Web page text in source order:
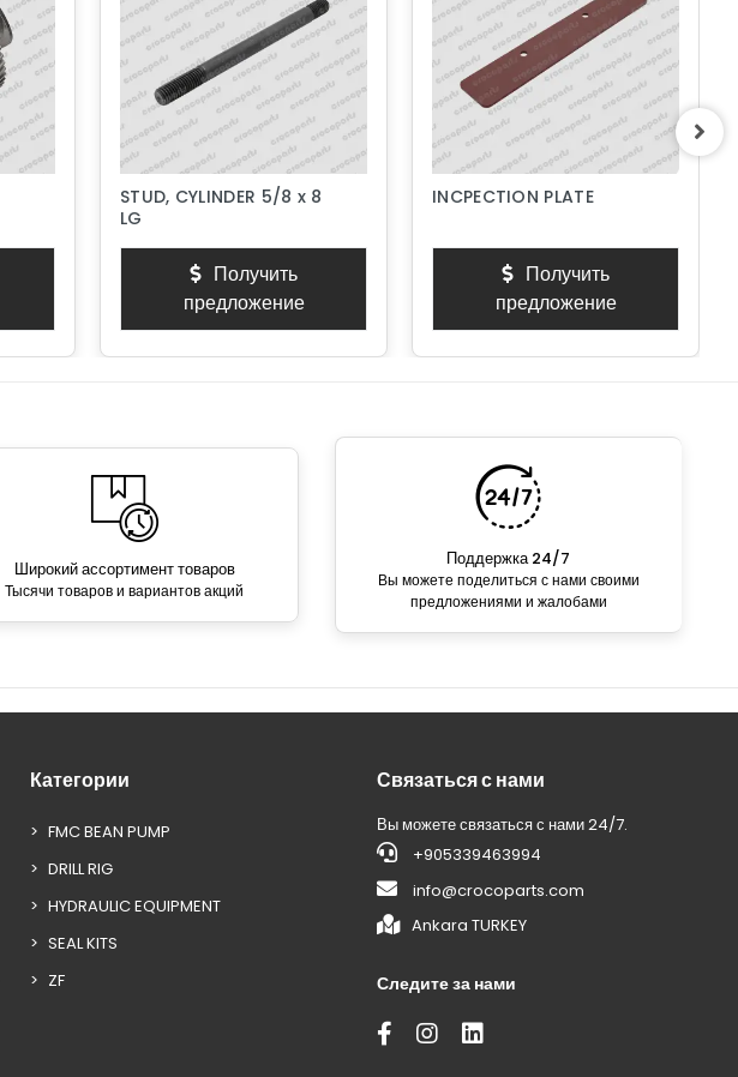
STUD, CYLINDER 5/8 x 8
LG
Получить
предложение
INCPECTION PLATE
Получить
предложение
Широкий ассортимент товаров
Тысячи товаров и вариантов акций
Поддержка 24/7
Вы можете поделиться с нами своими
предложениями и жалобами
Категории
FMC BEAN PUMP
DRILL RIG
HYDRAULIC EQUIPMENT
SEAL KITS
ZF
Связаться с нами
Вы можете связаться с нами 24/7.
+905339463994
info@crocoparts.com
Ankara TURKEY
Следите за нами